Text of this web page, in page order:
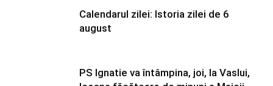
Calendarul zilei: Istoria zilei de 6
august
PS Ignatie va întâmpina, joi, la Vaslui,